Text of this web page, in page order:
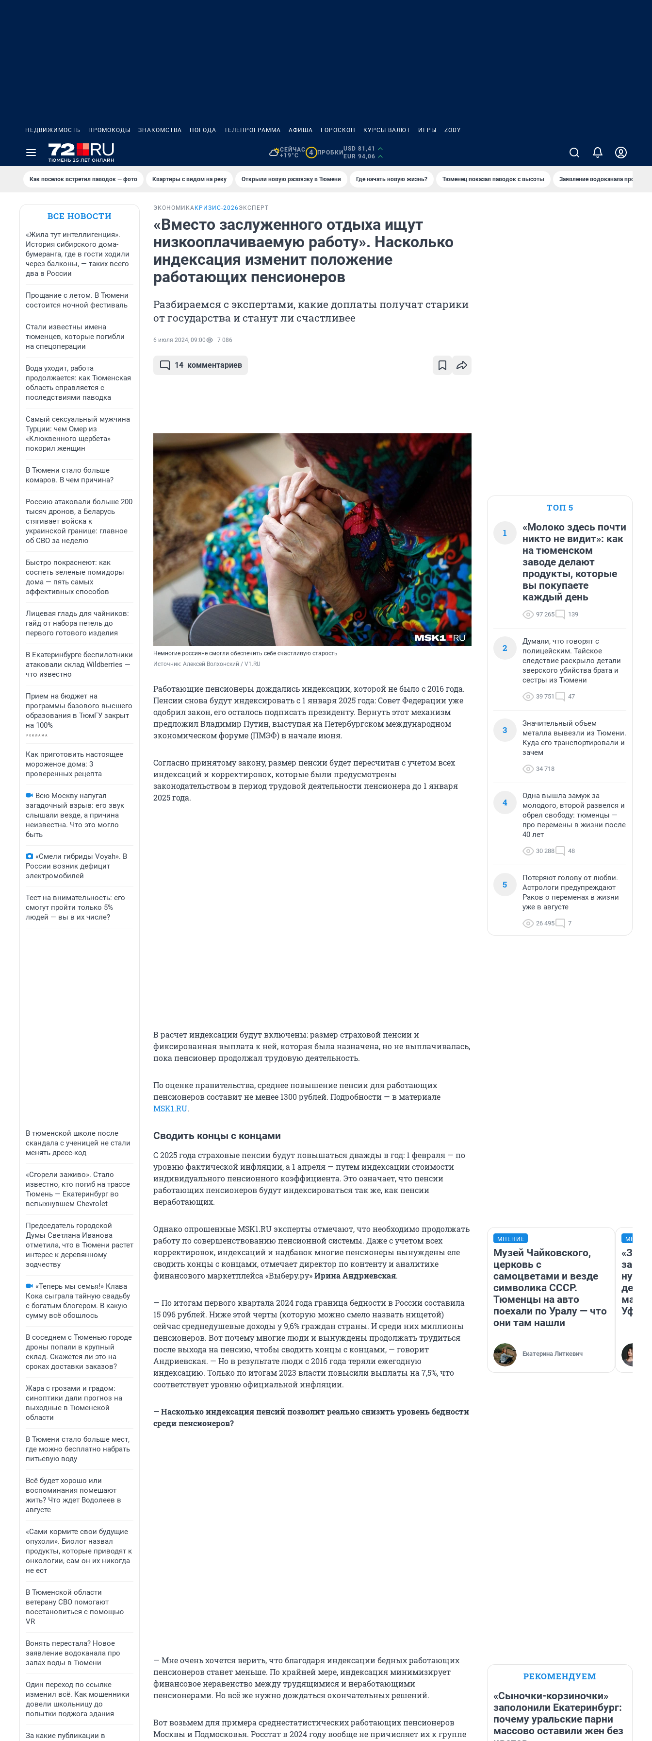
НЕДВИЖИМОСТЬ ПРОМОКОДЫ ЗНАКОМСТВА ПОГОДА ТЕЛЕПРОГРАММА АФИША ГОРОСКОП КУРСЫ ВАЛЮТ ИГРЫ ZODY
СЕЙЧАС
+19°C
4 ПРОБКИ
USD 81,41
EUR 94,06
Как поселок встретил паводок — фото Квартиры с видом на реку Открыли новую развязку в Тюмени Где начать новую жизнь? Тюменец показал паводок с высоты Заявление водоканала про
ВСЕ НОВОСТИ
«Жила тут интеллигенция».
История сибирского дома-
бумеранга, где в гости ходили
через балконы, — таких всего
два в России
Прощание с летом. В Тюмени
состоится ночной фестиваль
Стали известны имена
тюменцев, которые погибли
на спецоперации
Вода уходит, работа
продолжается: как Тюменская
область справляется с
последствиями паводка
Самый сексуальный мужчина
Турции: чем Омер из
«Клюквенного щербета»
покорил женщин
В Тюмени стало больше
комаров. В чем причина?
Россию атаковали больше 200
тысяч дронов, а Беларусь
стягивает войска к
украинской границе: главное
об СВО за неделю
Быстро покраснеют: как
соспеть зеленые помидоры
дома — пять самых
эффективных способов
Лицевая гладь для чайников:
гайд от набора петель до
первого готового изделия
В Екатеринбурге беспилотники
атаковали склад Wildberries —
что известно
Прием на бюджет на
программы базового высшего
образования в ТюмГУ закрыт
на 100%
Как приготовить настоящее
мороженое дома: 3
проверенных рецепта
Всю Москву напугал
загадочный взрыв: его звук
слышали везде, а причина
неизвестна. Что это могло
быть
«Смели гибриды Voyah». В
России возник дефицит
электромобилей
Тест на внимательность: его
смогут пройти только 5%
людей — вы в их числе?
В тюменской школе после
скандала с ученицей не стали
менять дресс-код
«Сгорели заживо». Стало
известно, кто погиб на трассе
Тюмень — Екатеринбург во
вспыхнувшем Chevrolet
Председатель городской
Думы Светлана Иванова
отметила, что в Тюмени растет
интерес к деревянному
зодчеству
«Теперь мы семья!» Клава
Кока сыграла тайную свадьбу
с богатым блогером. В какую
сумму всё обошлось
В соседнем с Тюменью городе
дроны попали в крупный
склад. Скажется ли это на
сроках доставки заказов?
Жара с грозами и градом:
синоптики дали прогноз на
выходные в Тюменской
области
В Тюмени стало больше мест,
где можно бесплатно набрать
питьевую воду
Всё будет хорошо или
воспоминания помешают
жить? Что ждет Водолеев в
августе
«Сами кормите свои будущие
опухоли». Биолог назвал
продукты, которые приводят к
онкологии, сам он их никогда
не ест
В Тюменской области
ветерану СВО помогают
восстановиться с помощью
VR
Вонять перестала? Новое
заявление водоканала про
запах воды в Тюмени
Один переход по ссылке
изменил всё. Как мошенники
довели школьницу до
попытки поджога здания
За какие публикации в
ЭКОНОМИКА КРИЗИС-2026ЭКСПЕРТ
«Вместо заслуженного отдыха ищут
низкооплачиваемую работу». Насколько
индексация изменит положение
работающих пенсионеров
Разбираемся с экспертами, какие доплаты получат старики
от государства и станут ли счастливее
6 июля 2024, 09:00 7 086
14 комментариев
Немногие россияне смогли обеспечить себе счастливую старость
Источник: Алексей Волхонский / V1.RU
Работающие пенсионеры дождались индексации, которой не было с 2016 года.
Пенсии снова будут индексировать с 1 января 2025 года: Совет Федерации уже
одобрил закон, его осталось подписать президенту. Вернуть этот механизм
предложил Владимир Путин, выступая на Петербургском международном
экономическом форуме (ПМЭФ) в начале июня.
Согласно принятому закону, размер пенсии будет пересчитан с учетом всех
индексаций и корректировок, которые были предусмотрены
законодательством в период трудовой деятельности пенсионера до 1 января
2025 года.
В расчет индексации будут включены: размер страховой пенсии и
фиксированная выплата к ней, которая была назначена, но не выплачивалась,
пока пенсионер продолжал трудовую деятельность.
По оценке правительства, среднее повышение пенсии для работающих
пенсионеров составит не менее 1300 рублей. Подробности — в материале
MSK1.RU.
Сводить концы с концами
С 2025 года страховые пенсии будут повышаться дважды в год: 1 февраля — по
уровню фактической инфляции, а 1 апреля — путем индексации стоимости
индивидуального пенсионного коэффициента. Это означает, что пенсии
работающих пенсионеров будут индексироваться так же, как пенсии
неработающих.
Однако опрошенные MSK1.RU эксперты отмечают, что необходимо продолжать
работу по совершенствованию пенсионной системы. Даже с учетом всех
корректировок, индексаций и надбавок многие пенсионеры вынуждены еле
сводить концы с концами, отмечает директор по контенту и аналитике
финансового маркетплейса «Выберу.ру»Ирина Андриевская.
— По итогам первого квартала 2024 года граница бедности в России составила
15 096 рублей. Ниже этой черты (которую можно смело назвать нищетой)
сейчас среднедушевые доходы у 9,6% граждан страны. И среди них миллионы
пенсионеров. Вот почему многие люди и вынуждены продолжать трудиться
после выхода на пенсию, чтобы сводить концы с концами, — говорит
Андриевская. — Но в результате люди с 2016 года теряли ежегодную
индексацию. Только по итогам 2023 власти повысили выплаты на 7,5%, что
соответствует уровню официальной инфляции.
— Насколько индексация пенсий позволит реально снизить уровень бедности
среди пенсионеров?
— Мне очень хочется верить, что благодаря индексации бедных работающих
пенсионеров станет меньше. По крайней мере, индексация минимизирует
финансовое неравенство между трудящимися и неработающими
пенсионерами. Но всё же нужно дождаться окончательных решений.
Вот возьмем для примера среднестатистических работающих пенсионеров
Москвы и Подмосковья. Росстат в 2024 году вообще не причисляет их к группе
ТОП 5
1
«Молоко здесь почти
никто не видит»: как
на тюменском
заводе делают
продукты, которые
вы покупаете
каждый день
97 265 139
2
Думали, что говорят с
полицейским. Тайское
следствие раскрыло детали
зверского убийства брата и
сестры из Тюмени
39 751 47
3
Значительный объем
металла вывезли из Тюмени.
Куда его транспортировали и
зачем
34 718
4
Одна вышла замуж за
молодого, второй развелся и
обрел свободу: тюменцы —
про перемены в жизни после
40 лет
30 288 48
5
Потеряют голову от любви.
Астрологи предупреждают
Раков о переменах в жизни
уже в августе
26 495 7
МНЕНИЕ
Музей Чайковского,
церковь с
самоцветами и везде
символика СССР.
Тюменцы на авто
поехали по Уралу — что
они там нашли
Екатерина Литкевич
дела
Уфа
РЕКОМЕНДУЕМ
«Сыночки-корзиночки»
заполонили Екатеринбург:
почему уральские парни
массово оставили жен без